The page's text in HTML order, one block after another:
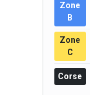
Zone
B
Zone
C
Corse